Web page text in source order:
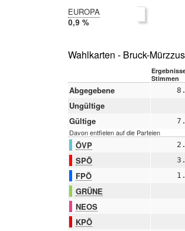
nicht
teilgenommen
EUROPA
2019:
0,9 %
teilgenommen
Wahlkarten - Bruck-
Stimmen
Abgegebene
Ungültige
Gültige
Davon entfielen auf die Parteien
ÖVP
SPÖ
FPÖ
GRÜNE
NEOS
KPÖ